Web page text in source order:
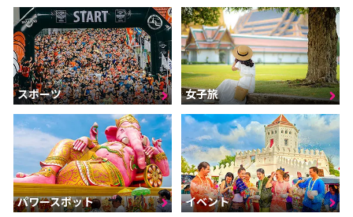
スポーツ 女子旅
パワースポット イベント